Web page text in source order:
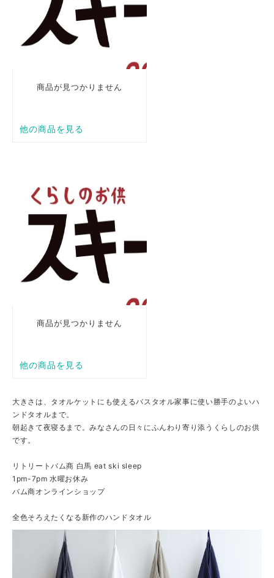
大きさは、タオルケットにも使えるバスタオル家事に使い勝手のよいハ
ンドタオルまで。
朝起きて夜寝るまで。みなさんの日々にふんわり寄り添うくらしのお供
です。
リトリートバム商 白馬 eat ski sleep
1pm-7pm 水曜お休み
バム商オンラインショップ
全色そろえたくなる新作のハンドタオル